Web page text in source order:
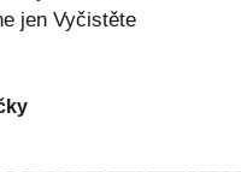
jen Vyčistěte